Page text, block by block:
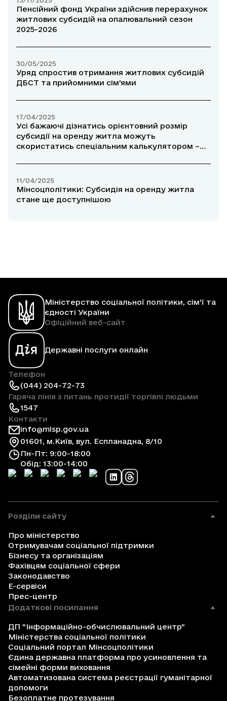
Пенсійний фонд України здійснив перерахунок
житлових субсидій на опалювальний сезон
2025-2026
30/05/2025
Уряд спростив отримання житлових субсидій
ДБСТ та прийомними сім'ями
17/04/2025
Усі бажаючі дізнатись орієнтовний розмір
субсидії на оренду житла можуть
скористатись спеціальним калькулятором –
11/04/2025
Мінсоцполітики: Субсидія на оренду житла
стане ще доступнішою
Міністерство соціальної політики, сім'ї та
єдності України
Офіційний веб-сайт
Державні послуги онлайн
Телефон
(044) 204-72-73
Гаряча лінія з питань протидії торгівлі людьми
1547
Контакти
info@mlsp.gov.ua
01601, м.Київ, вул. Еспланадна, 8/10
Пн-Пт: 9:00-18:00
Обід: 13:00-14:00
Розділи сайту
Про міністерство
Отримувачам соціальної підтримки
Бізнесу та організаціям
Фахівцям соціальної сфери
Законодавство
Е-сервіси
Прес-центр
Додаткові посилання
ДП "Інформаційно-обчислювальний центр"
Міністерства соціальної політики
Соціальний портал Мінсоцполітики
Єдина державна платформа про усиновлення та
сімейні форми виховання
Автоматизована система реєстрації гуманітарної
допомоги
Безоплатне протезування